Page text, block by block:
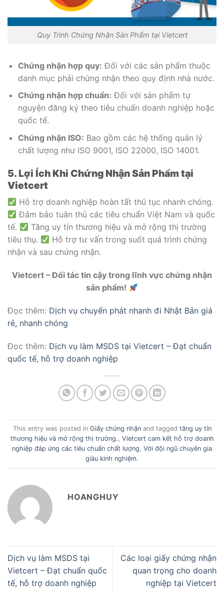
Quy Trình Chứng Nhận Sản Phẩm tại Vietcert
Chứng nhận hợp quy: Đối với các sản phẩm thuộc
danh mục phải chứng nhận theo quy định nhà nước.
Chứng nhận hợp chuẩn: Đối với sản phẩm tự
nguyện đăng ký theo tiêu chuẩn doanh nghiệp hoặc
quốc tế.
Chứng nhận ISO: Bao gồm các hệ thống quản lý
chất lượng như ISO 9001, ISO 22000, ISO 14001.
5. Lợi Ích Khi Chứng Nhận Sản Phẩm tại
Vietcert
Hỗ trợ doanh nghiệp hoàn tất thủ tục nhanh chóng.
Đảm bảo tuân thủ các tiêu chuẩn Việt Nam và quốc
tế.
Tăng uy tín thương hiệu và mở rộng thị trường
tiêu thụ.
Hỗ trợ tư vấn trong suốt quá trình chứng
nhận và sau chứng nhận.
Vietcert – Đối tác tin cậy trong lĩnh vực chứng nhận
sản phẩm!
Đọc thêm: Dịch vụ chuyển phát nhanh đi Nhật Bản giá
rẻ, nhanh chóng
Đọc thêm: Dịch vụ làm MSDS tại Vietcert – Đạt chuẩn
quốc tế, hỗ trợ doanh nghiệp
This entry was posted in Giấy chứng nhậnand tagged tăng uy tín
thương hiệu và mở rộng thị trường. Vietcert cam kết hỗ trợ doanh
nghiệp đáp ứng các tiêu chuẩn chất lượng Với đội ngũ chuyên gia
giàu kinh nghiệm.
HOANGHUY
Dịch vụ làm MSDS tại
Vietcert – Đạt chuẩn quốc
tế, hỗ trợ doanh nghiệp
Các loại giấy chứng nhận
quan trọng cho doanh
nghiệp tại Vietcert